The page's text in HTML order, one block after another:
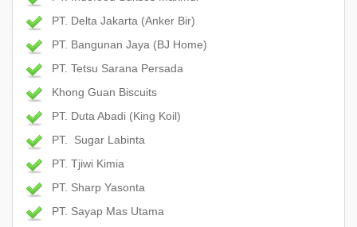
PT. Delta Jakarta (Anker Bir)
PT. Bangunan Jaya (BJ Home)
PT. Tetsu Sarana Persada
Khong Guan Biscuits
PT. Duta Abadi (King Koil)
PT. Sugar Labinta
PT. Tjiwi Kimia
PT. Sharp Yasonta
PT. Sayap Mas Utama